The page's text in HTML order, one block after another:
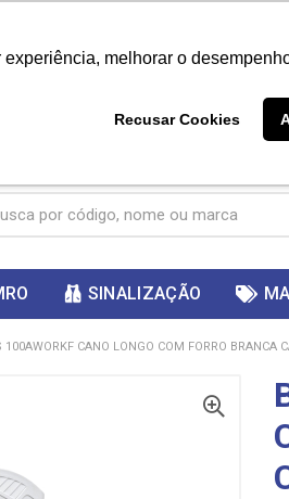
melhorar o
Recusar Cookies
ganhar
SINALIZAÇÃO
CANO LONGO COM FORRO BRANCA